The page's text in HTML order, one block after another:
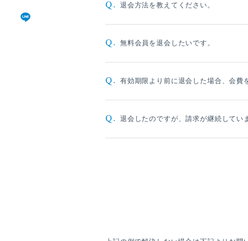
僕青相性診断 GAME
直感！推し探し
Q. 退会方法を教えてください。
Q. 無料会員を退会したいです。
Q. 有効期限より前に退会した場合、会費
Q. 退会したのですが、請求が継続してい